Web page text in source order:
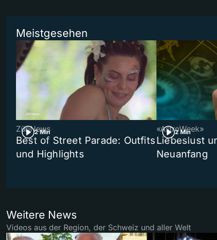
Meistgesehen
2 Min
ZüriNews
Best of Street Parade: Outfits
und Highlights
2 Min
«AstroWeek»
Liebeslust
Neuanfang
Weitere News
Videos aus der Region, der Schweiz und aller Welt